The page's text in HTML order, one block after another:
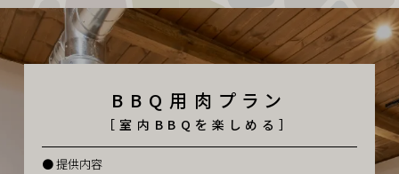
BBQ⽤⾁プラン
［室内BBQを楽しめる］
提供内容